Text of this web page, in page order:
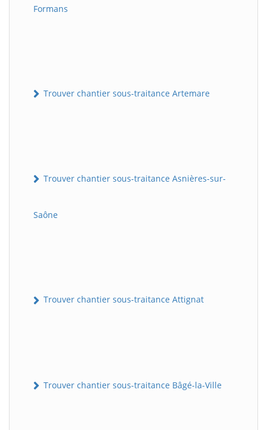
Formans
Trouver chantier sous-traitance Artemare
Trouver chantier sous-traitance Asnières-sur-
Saône
Trouver chantier sous-traitance Attignat
Trouver chantier sous-traitance Bâgé-la-Ville